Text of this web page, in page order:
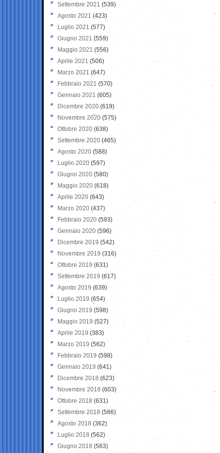
Settembre 2021 (539)
Agosto 2021 (423)
Luglio 2021 (577)
Giugno 2021(559)
Maggio 2021 (556)
Aprile 2021 (506)
Marzo 2021 (647)
Febbraio 2021 (570)
Gennaio 2021 (605)
Dicembre 2020 (619)
Novembre 2020 (575)
Ottobre 2020 (638)
Settembre 2020(465)
Agosto 2020 (588)
Luglio 2020 (597)
Giugno 2020 (580)
Maggio 2020 (618)
Aprile 2020 (643)
Marzo 2020 (437)
Febbraio 2020 (593)
Gennaio 2020 (596)
Dicembre 2019 (542)
Novembre 2019 (316)
Ottobre 2019 (631)
Settembre 2019 (617)
Agosto 2019 (639)
Luglio 2019 (654)
Giugno 2019 (598)
Maggio 2019 (527)
Aprile 2019 (383)
Marzo 2019 (562)
Febbraio 2019 (598)
Gennaio 2019 (641)
Dicembre 2018 (623)
Novembre 2018 (603)
Ottobre 2018 (631)
Settembre 2018 (586)
Agosto 2018 (362)
Luglio 2018 (562)
Giugno 2018 (563)